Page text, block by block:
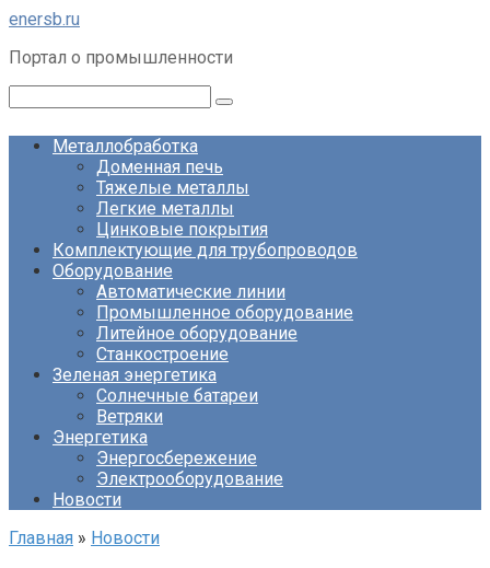
Перейти
контенту
enersb.ru
Портал о промышленности
Металлобработка
Доменная печь
Тяжелые металлы
Легкие металлы
Цинковые покрытия
Комплектующие для трубопроводов
Оборудование
Автоматические линии
Промышленное оборудование
Литейное оборудование
Станкостроение
Зеленая энергетика
Солнечные батареи
Ветряки
Энергетика
Энергосбережение
Электрооборудование
Новости
Главная » Новости